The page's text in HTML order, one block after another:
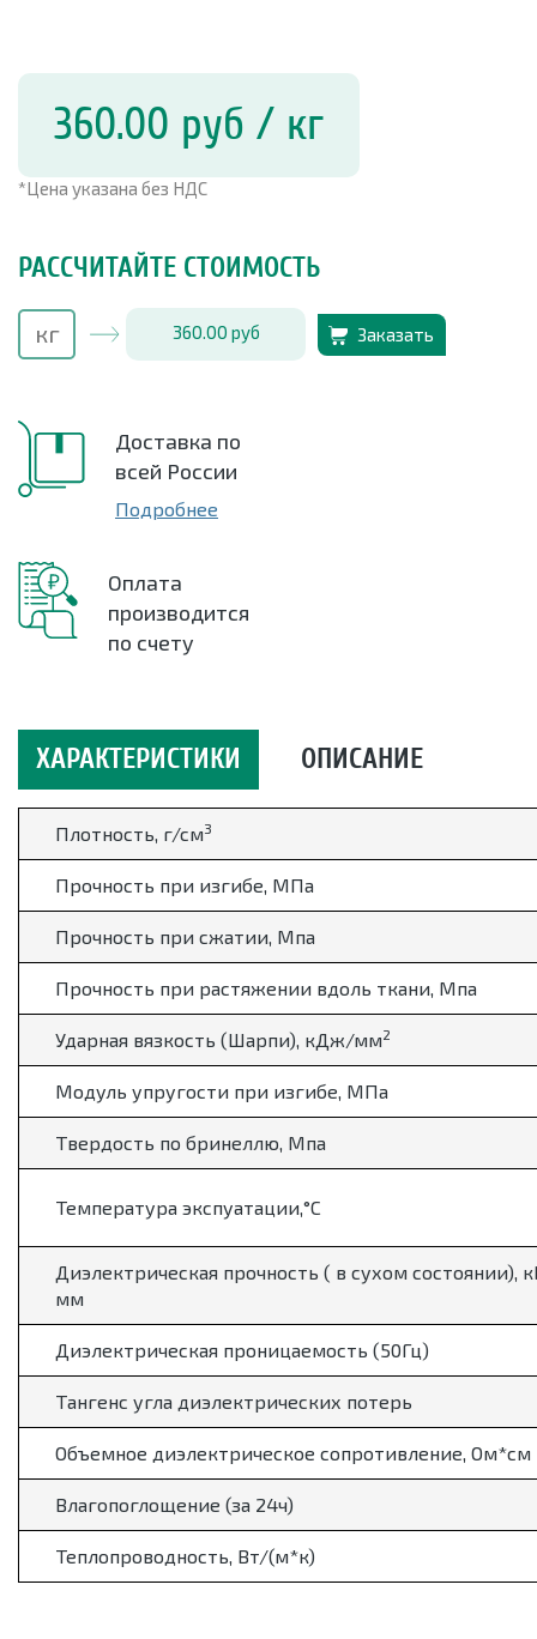
360.00 руб / кг
*Цена указана без НДС
РАССЧИТАЙТЕ СТОИМОСТЬ
360.00 руб Заказать
Доставка по
всей России
Подробнее
Оплата
производится
по счету
ХАРАКТЕРИСТИКИ ОПИСАНИЕ
Плотность, г/см3
Прочность при изгибе, МПа
Прочность при сжатии, Мпа
Прочность при растяжении вдоль ткани, Мпа
Ударная вязкость (Шарпи), кДж/мм2
Модуль упругости при изгибе, МПа
Твердость по бринеллю, Мпа
Температура экспуатации,°С
Диэлектрическая прочность ( в сухом состоянии),
мм
Диэлектрическая проницаемость (50Гц)
Тангенс угла диэлектрических потерь
Объемное диэлектрическое сопротивление, Ом*см
Влагопоглощение (за 24ч)
Теплопроводность, Вт/(м*к)